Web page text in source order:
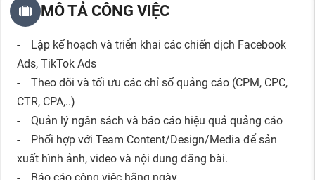
MÔ TẢ CÔNG VIỆC
- Lập kế hoạch và triển khai các chiến dịch Facebook
Ads, TikTok Ads
- Theo dõi và tối ưu các chỉ số quảng cáo (CPM, CPC,
CTR, CPA,..)
- Quản lý ngân sách và báo cáo hiệu quả quảng cáo
- Phối hợp với Team Content/Design/Media để sản
xuất hình ảnh, video và nội dung đăng bài.